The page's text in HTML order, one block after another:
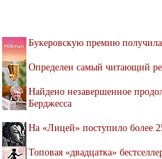
Букеровскую премию
Определен самый читающий
Найдено незавершенное
Берджесса
На «Лицей» поступило более
Топовая «двадцатка»